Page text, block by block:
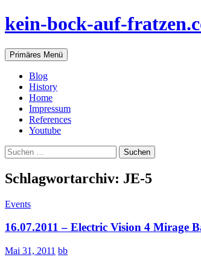
Zum
Inhalt
kein-bock-auf-
Suchen
Primäres Menü
Blog
History
Home
Impressum
References
Youtube
Suchen
nach:
Schlagwortarchiv: JE-5
Events
16.07.2011 – Electric Vision 4 Mirage
Mai 31, 2011 bb